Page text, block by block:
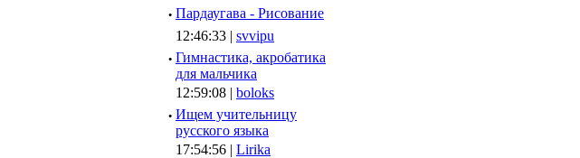
· Пардаугава - Рисование
12:46:33 | svvipu
· Гимнастика, акробатика
для мальчика
12:59:08 | boloks
· Ищем учительницу
русского языка
17:54:56 | Lirika